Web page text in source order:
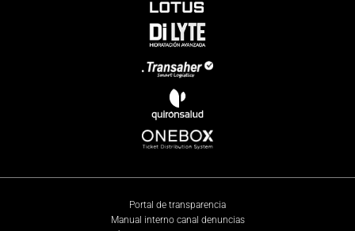
Portal de transparencia
Manual interno canal denuncias